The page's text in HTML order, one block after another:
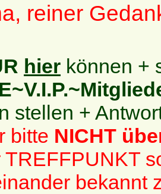
reiner
hier können +
stellen +
bitte NICHT
TREFFPUNKT
bekannt